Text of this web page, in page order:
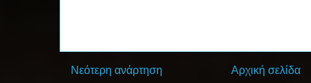
Νεότερη ανάρτηση Αρχική σελίδα